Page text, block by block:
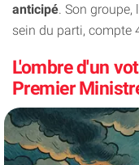
anticipé . Son
sein du parti, compte
L'ombre d'un
Premier